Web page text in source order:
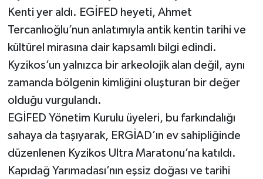
Kenti yer aldı. EGİFED heyeti, Ahmet
Tercanlıoğlu’nun anlatımıyla antik kentin tarihi ve
kültürel mirasına dair kapsamlı bilgi edindi.
Kyzikos’un yalnızca bir arkeolojik alan değil, aynı
zamanda bölgenin kimliğini oluşturan bir değer
olduğu vurgulandı.
EGİFED Yönetim Kurulu üyeleri, bu farkındalığı
sahaya da taşıyarak, ERGİAD’ın ev sahipliğinde
düzenlenen Kyzikos Ultra Maratonu’na katıldı.
Kapıdağ Yarımadası’nın eşsiz doğası ve tarihi